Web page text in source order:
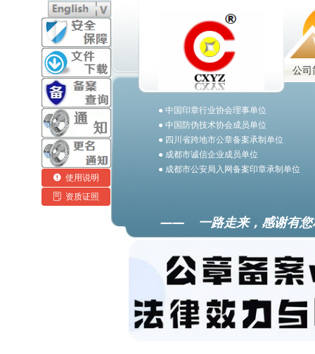
넅 使用说明
ꂓ 资质证照
公司
● 中国印章行业协会理事单位
● 中国防伪技术协会成员单位
● 四川省跨地市公章备案承制单位
● 成都市诚信企业成员单位
● 成都市公安局入网备案印章承制单位
—— 一路走来，感谢有您